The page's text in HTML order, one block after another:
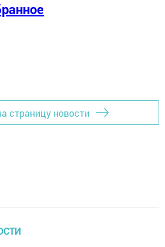
страницу новости